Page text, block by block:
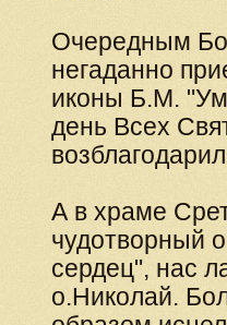
Очередным
негаданно
иконы Б.М.
день Всех
А в храме
чудотворный
сердец", нас
о.Николай.